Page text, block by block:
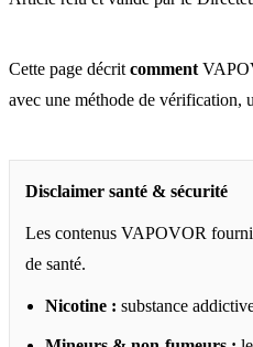
Cette page décrit comment
avec une méthode de vérification,
Disclaimer santé & sécurité
Les contenus VAPOVOR
de santé.
Nicotine : substance